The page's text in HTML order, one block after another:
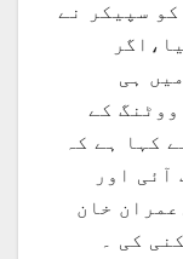
ورزی کی ، 24مارچ کو سپیکر نے
ہی
کے
کہا ہے کہ
آئی اور
خان
کی ۔